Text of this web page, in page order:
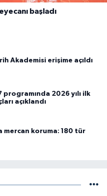
başladı
Akademisi erişime açıldı
programında 2026 yılı ilk
açıklandı
mercan koruma: 180 tür